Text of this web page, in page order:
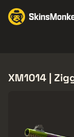
XM1014 |